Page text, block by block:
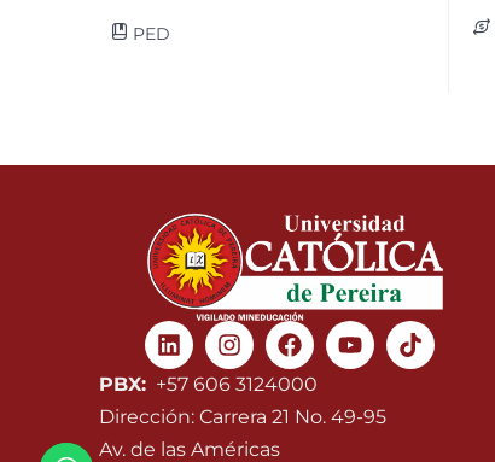
PED
LinkedinInstagram
Facebook
Youtube
PBX: +57 606 3124000
Dirección: Carrera 21 No. 49-95
Av. de las Américas